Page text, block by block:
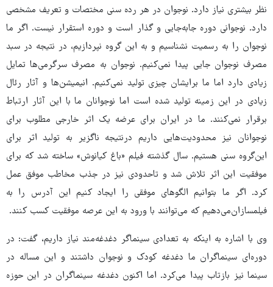
نظر بیشتری نیاز دارد. نوجوان در هر رده سنی مختصات و تعریف مشخصی
دارد. نوجوانی دوره جابه‌جایی و گذار است و دوره استقرار نیست. اگر ما
نوجوان را به رسمیت نشناسیم و به این گروه نپردازیم، در نتیجه در سبد
مصرف نوجوان جایی پیدا نمی‌کنیم.‌ نوجوان به مصرف سرگرمی‌ها تمایل
زیادی دارد اما ما برایشان چیزی تولید نمی‌کنیم. انیمیشن‌ها و آثار رئال
زیادی در این زمینه تولید شده است اما نوجوانان ما با این آثار ارتباط
برقرار نمی‌کنند. ما در ایران برای عرضه یک اثر خارجی مطلوب برای
نوجوانان‌ نیز محدودیت‌هایی داریم درنتیجه ناگزیر به تولید اثر برای
این‌گروه سنی هستیم. سال گذشته فیلم «باغ کیانوش» ساخته شد که برای
موفقیت این اثر تلاش شد و تاحدودی نیز در جذب مخاطب موفق عمل
کرد. اگر ما بتوانیم الگوهای موفقی را ایجاد کنیم این آدرس را به
فیلمسازان‌می‌دهیم که می‌توانند با ورود به این عرصه موفقیت کسب کنند.
وی با اشاره به اینکه به تعدادی سینماگر دغدغه‌مند نیاز داریم، گفت: در
دوره‌ای سینماگران‌ ما دغدغه کودک و نوجوان داشتند و این مساله در
سینما نیز بازتاب پیدا می‌کرد. اما اکنون دغدغه سینماگران در این حوزه